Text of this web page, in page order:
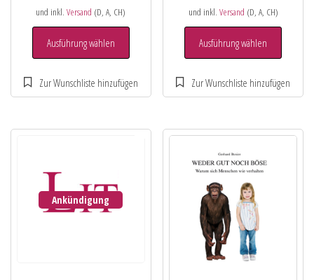
und inkl.Versand (D, A, CH)
Ausführung wählen
und inkl. Versand (D, A, CH)
Ausführung wählen
Ankündigung